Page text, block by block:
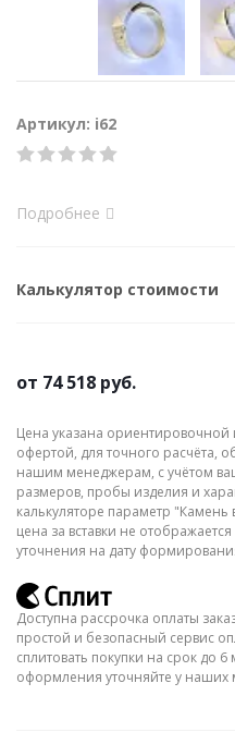
Артикул: i62
Подробнее
Калькулятор стоимости
от 74 518 руб.
Цена указана ориентировочной
офертой, для точного расчёта,
нашим менеджерам, с учётом
размеров, пробы изделия и
калькуляторе параметр "Камень
цена за вставки не
уточнения на дату
Доступна рассрочка оплаты
простой и безопасный сервис
сплитовать покупки на срок до
оформления уточняйте у наших